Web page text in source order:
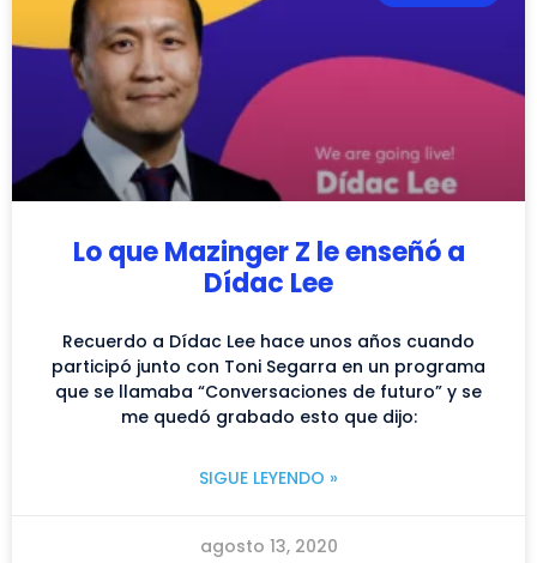
Lo que Mazinger Z le enseñó a
Dídac Lee
Recuerdo a Dídac Lee hace unos años cuando
participó junto con Toni Segarra en un programa
que se llamaba “Conversaciones de futuro” y se
me quedó grabado esto que dijo:
SIGUE LEYENDO »
agosto 13, 2020